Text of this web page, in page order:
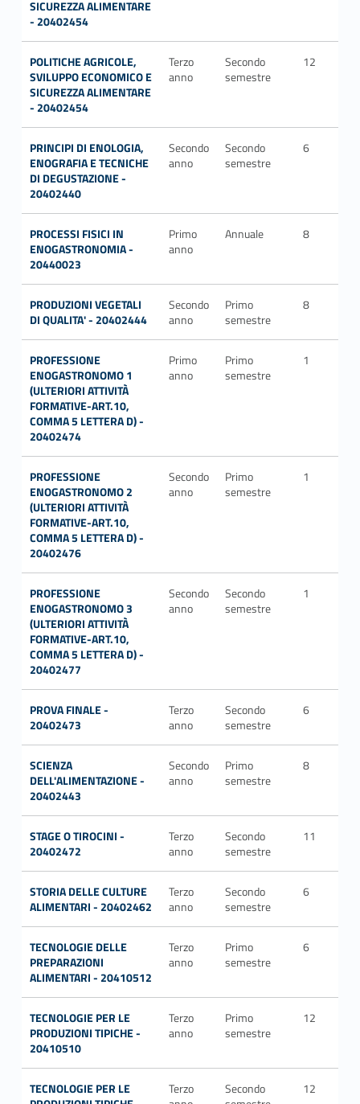
SICUREZZA ALIMENTARE
- 20402454
POLITICHE AGRICOLE,
SVILUPPO ECONOMICO E
SICUREZZA ALIMENTARE
- 20402454
Terzo
anno
Secondo
semestre
12
PRINCIPI DI ENOLOGIA,
ENOGRAFIA E TECNICHE
DI DEGUSTAZIONE -
20402440
Secondo
anno
Secondo
semestre
6
PROCESSI FISICI IN
ENOGASTRONOMIA -
20440023
Primo
anno
Annuale 8
PRODUZIONI VEGETALI
DI QUALITA' - 20402444
Secondo
anno
Primo
semestre
8
PROFESSIONE
ENOGASTRONOMO 1
(ULTERIORI ATTIVITÀ
FORMATIVE-ART.10,
COMMA 5 LETTERA D) -
20402474
Primo
anno
Primo
semestre
1
PROFESSIONE
ENOGASTRONOMO 2
(ULTERIORI ATTIVITÀ
FORMATIVE-ART.10,
COMMA 5 LETTERA D) -
20402476
Secondo
anno
Primo
semestre
1
PROFESSIONE
ENOGASTRONOMO 3
(ULTERIORI ATTIVITÀ
FORMATIVE-ART.10,
COMMA 5 LETTERA D) -
20402477
Secondo
anno
Secondo
semestre
1
PROVA FINALE -
20402473
Terzo
anno
Secondo
semestre
6
SCIENZA
DELL'ALIMENTAZIONE -
20402443
Secondo
anno
Primo
semestre
8
STAGE O TIROCINI -
20402472
Terzo
anno
Secondo
semestre
11
STORIA DELLE CULTURE
ALIMENTARI - 20402462
Terzo
anno
Secondo
semestre
6
TECNOLOGIE DELLE
PREPARAZIONI
ALIMENTARI - 20410512
Terzo
anno
Primo
semestre
6
TECNOLOGIE PER LE
PRODUZIONI TIPICHE -
20410510
Terzo
anno
Primo
semestre
12
TECNOLOGIE PER LE
Terzo
Secondo
12